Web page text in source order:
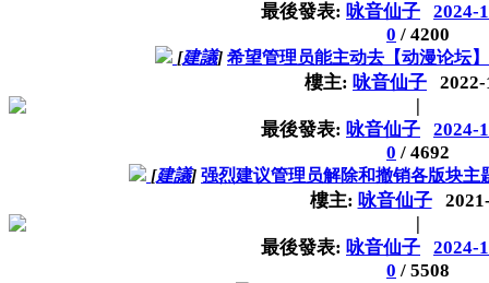
最後發表: 咏音仙子
2024-
0 / 4200
[建議] 希望管理员能主动去【动漫论坛
樓主: 咏音仙子
|
最後發表: 咏音仙子
2024-
0 / 4692
[建議] 强烈建议管理员解除和撤销各版块主
樓主: 咏音仙子
|
最後發表: 咏音仙子
2024-
0 / 5508